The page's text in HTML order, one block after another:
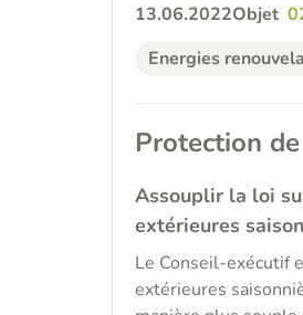
13.06.2022Objet
Energies
Protection
Assouplir la loi
extérieures
Le Conseil-exécutif
extérieures